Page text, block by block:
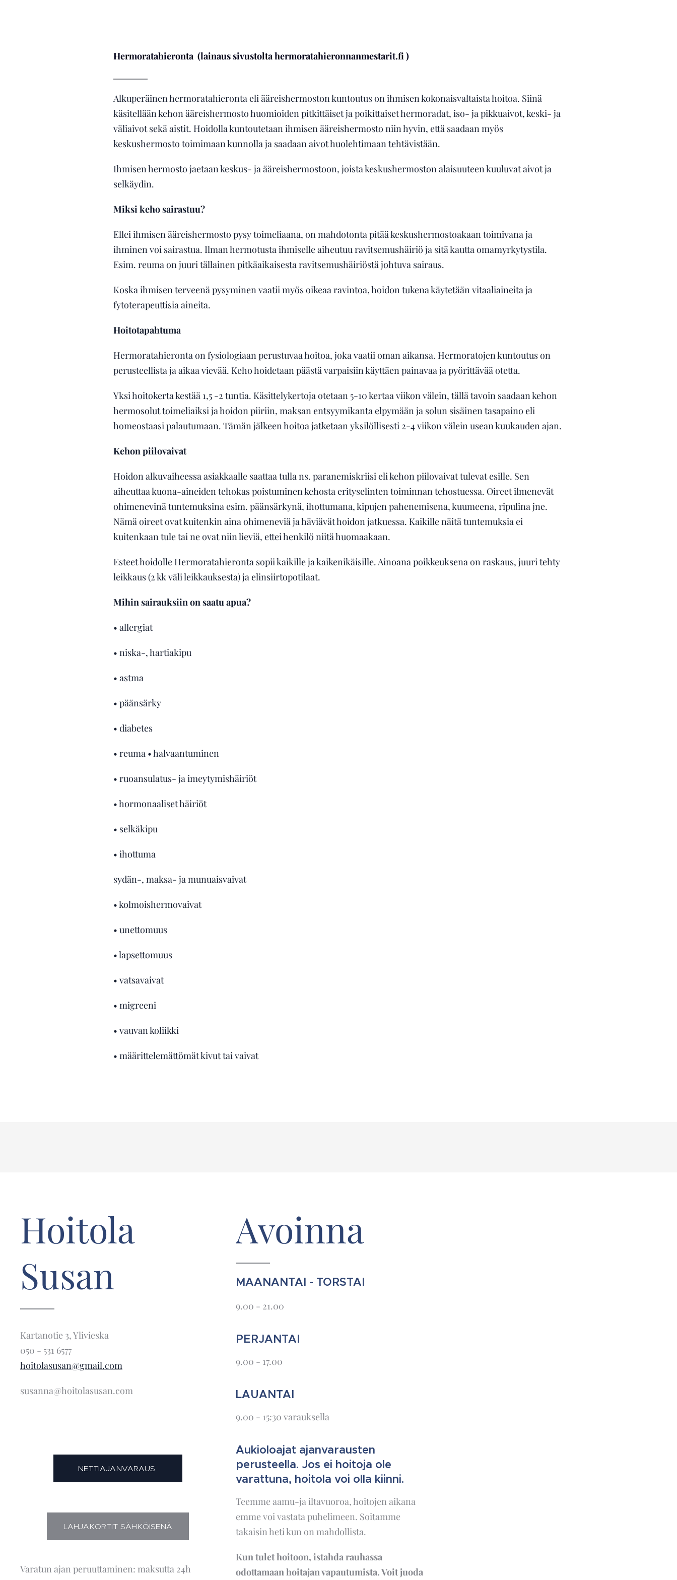
Hermoratahieronta (lainaus sivustolta hermoratahieronnanmestarit.fi )
Alkuperäinen hermoratahieronta eli ääreishermoston kuntoutus on ihmisen kokonaisvaltaista hoitoa. Siinä
käsitellään kehon ääreishermosto huomioiden pitkittäiset ja poikittaiset hermoradat, iso- ja pikkuaivot, keski- ja
väliaivot sekä aistit. Hoidolla kuntoutetaan ihmisen ääreishermosto niin hyvin, että saadaan myös
keskushermosto toimimaan kunnolla ja saadaan aivot huolehtimaan tehtävistään.
Ihmisen hermosto jaetaan keskus- ja ääreishermostoon, joista keskushermoston alaisuuteen kuuluvat aivot ja
selkäydin.
Miksi keho sairastuu?
Ellei ihmisen ääreishermosto pysy toimeliaana, on mahdotonta pitää keskushermostoakaan toimivana ja
ihminen voi sairastua. Ilman hermotusta ihmiselle aiheutuu ravitsemushäiriö ja sitä kautta omamyrkytystila.
Esim. reuma on juuri tällainen pitkäaikaisesta ravitsemushäiriöstä johtuva sairaus.
Koska ihmisen terveenä pysyminen vaatii myös oikeaa ravintoa, hoidon tukena käytetään vitaaliaineita ja
fytoterapeuttisia aineita.
Hoitotapahtuma
Hermoratahieronta on fysiologiaan perustuvaa hoitoa, joka vaatii oman aikansa. Hermoratojen kuntoutus on
perusteellista ja aikaa vievää. Keho hoidetaan päästä varpaisiin käyttäen painavaa ja pyörittävää otetta.
Yksi hoitokerta kestää 1,5 -2 tuntia. Käsittelykertoja otetaan 5-10 kertaa viikon välein, tällä tavoin saadaan kehon
hermosolut toimeliaiksi ja hoidon piiriin, maksan entsyymikanta elpymään ja solun sisäinen tasapaino eli
homeostaasi palautumaan. Tämän jälkeen hoitoa jatketaan yksilöllisesti 2-4 viikon välein usean kuukauden ajan.
Kehon piilovaivat
Hoidon alkuvaiheessa asiakkaalle saattaa tulla ns. paranemiskriisi eli kehon piilovaivat tulevat esille. Sen
aiheuttaa kuona-aineiden tehokas poistuminen kehosta erityselinten toiminnan tehostuessa. Oireet ilmenevät
ohimenevinä tuntemuksina esim. päänsärkynä, ihottumana, kipujen pahenemisena, kuumeena, ripulina jne.
Nämä oireet ovat kuitenkin aina ohimeneviä ja häviävät hoidon jatkuessa. Kaikille näitä tuntemuksia ei
kuitenkaan tule tai ne ovat niin lieviä, ettei henkilö niitä huomaakaan.
Esteet hoidolle Hermoratahieronta sopii kaikille ja kaikenikäisille. Ainoana poikkeuksena on raskaus, juuri tehty
leikkaus (2 kk väli leikkauksesta) ja elinsiirtopotilaat.
Mihin sairauksiin on saatu apua?
• allergiat
• niska-, hartiakipu
• astma
• päänsärky
• diabetes
• reuma • halvaantuminen
• ruoansulatus- ja imeytymishäiriöt
• hormonaaliset häiriöt
• selkäkipu
• ihottuma
sydän-, maksa- ja munuaisvaivat
• kolmoishermovaivat
• unettomuus
• lapsettomuus
• vatsavaivat
• migreeni
• vauvan koliikki
• määrittelemättömät kivut tai vaivat
Hoitola
Susan
Kartanotie 3, Ylivieska
050 - 531 6577
hoitolasusan@gmail.com
susanna@hoitolasusan.com
NETTIAJANVARAUS
LAHJAKORTIT SÄHKÖISENÄ
Varatun ajan peruuttaminen: maksutta 24h
Avoinna
MAANANTAI - TORSTAI
9.00 - 21.00
PERJANTAI
9.00 - 17.00
LAUANTAI
9.00 - 15:30 varauksella
Aukioloajat ajanvarausten
perusteella. Jos ei hoitoja ole
varattuna, hoitola voi olla kiinni.
Teemme aamu-ja iltavuoroa, hoitojen aikana
emme voi vastata puhelimeen. Soitamme
takaisin heti kun on mahdollista.
Kun tulet hoitoon, istahda rauhassa
odottamaan hoitajan vapautumista. Voit juoda